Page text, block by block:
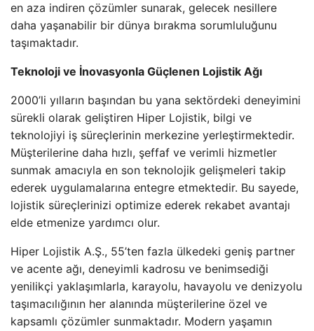
en aza indiren çözümler sunarak, gelecek nesillere
daha yaşanabilir bir dünya bırakma sorumluluğunu
taşımaktadır.
Teknoloji ve İnovasyonla Güçlenen Lojistik Ağı
2000’li yılların başından bu yana sektördeki deneyimini
sürekli olarak geliştiren Hiper Lojistik, bilgi ve
teknolojiyi iş süreçlerinin merkezine yerleştirmektedir.
Müşterilerine daha hızlı, şeffaf ve verimli hizmetler
sunmak amacıyla en son teknolojik gelişmeleri takip
ederek uygulamalarına entegre etmektedir. Bu sayede,
lojistik süreçlerinizi optimize ederek rekabet avantajı
elde etmenize yardımcı olur.
Hiper Lojistik A.Ş., 55’ten fazla ülkedeki geniş partner
ve acente ağı, deneyimli kadrosu ve benimsediği
yenilikçi yaklaşımlarla, karayolu, havayolu ve denizyolu
taşımacılığının her alanında müşterilerine özel ve
kapsamlı çözümler sunmaktadır. Modern yaşamın